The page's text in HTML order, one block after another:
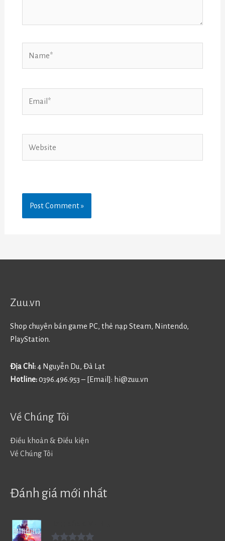
Zuu.vn
Shop chuyên bán game PC, thẻ nạp Steam, Nintendo,
PlayStation.
Địa Chỉ:4 Nguyễn Du, Đà Lạt
Hotline:0396.496.953 – [Email]: hi@zuu.vn
Về Chúng Tôi
Điều khoản & Điều kiện
Về Chúng Tôi
Đánh giá mới nhất